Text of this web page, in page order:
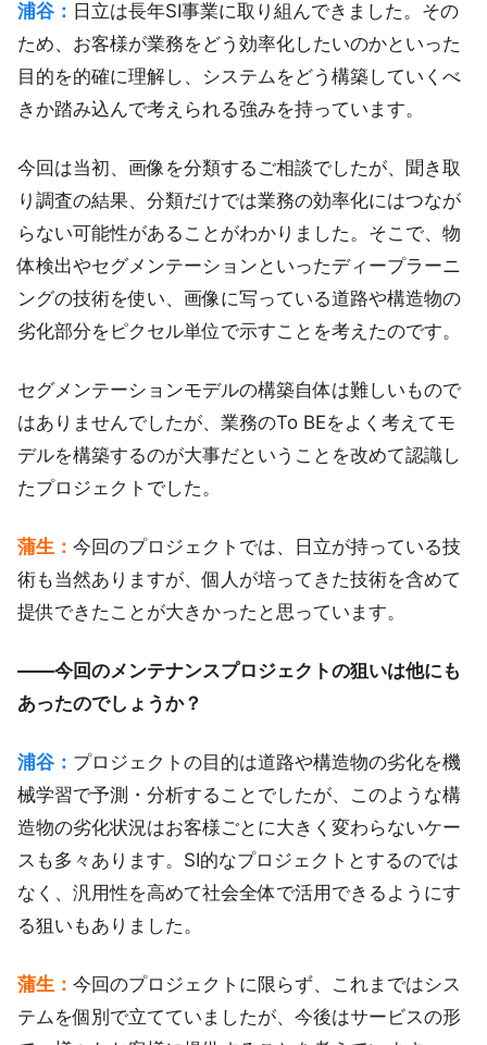
浦谷： 日立は長年SI事業に取り組んできました。その
ため、お客様が業務をどう効率化したいのかといった
目的を的確に理解し、システムをどう構築していくべ
きか踏み込んで考えられる強みを持っています。
今回は当初、画像を分類するご相談でしたが、聞き取
り調査の結果、分類だけでは業務の効率化にはつなが
らない可能性があることがわかりました。そこで、物
体検出やセグメンテーションといったディープラーニ
ングの技術を使い、画像に写っている道路や構造物の
劣化部分をピクセル単位で示すことを考えたのです。
セグメンテーションモデルの構築自体は難しいもので
はありませんでしたが、業務のTo BEをよく考えてモ
デルを構築するのが大事だということを改めて認識し
たプロジェクトでした。
蒲生： 今回のプロジェクトでは、日立が持っている技
術も当然ありますが、個人が培ってきた技術を含めて
提供できたことが大きかったと思っています。
――今回のメンテナンスプロジェクトの狙いは他にも
あったのでしょうか？
浦谷： プロジェクトの目的は道路や構造物の劣化を機
械学習で予測・分析することでしたが、このような構
造物の劣化状況はお客様ごとに大きく変わらないケー
スも多々あります。SI的なプロジェクトとするのでは
なく、汎用性を高めて社会全体で活用できるようにす
る狙いもありました。
蒲生： 今回のプロジェクトに限らず、これまではシス
テムを個別で立てていましたが、今後はサービスの形